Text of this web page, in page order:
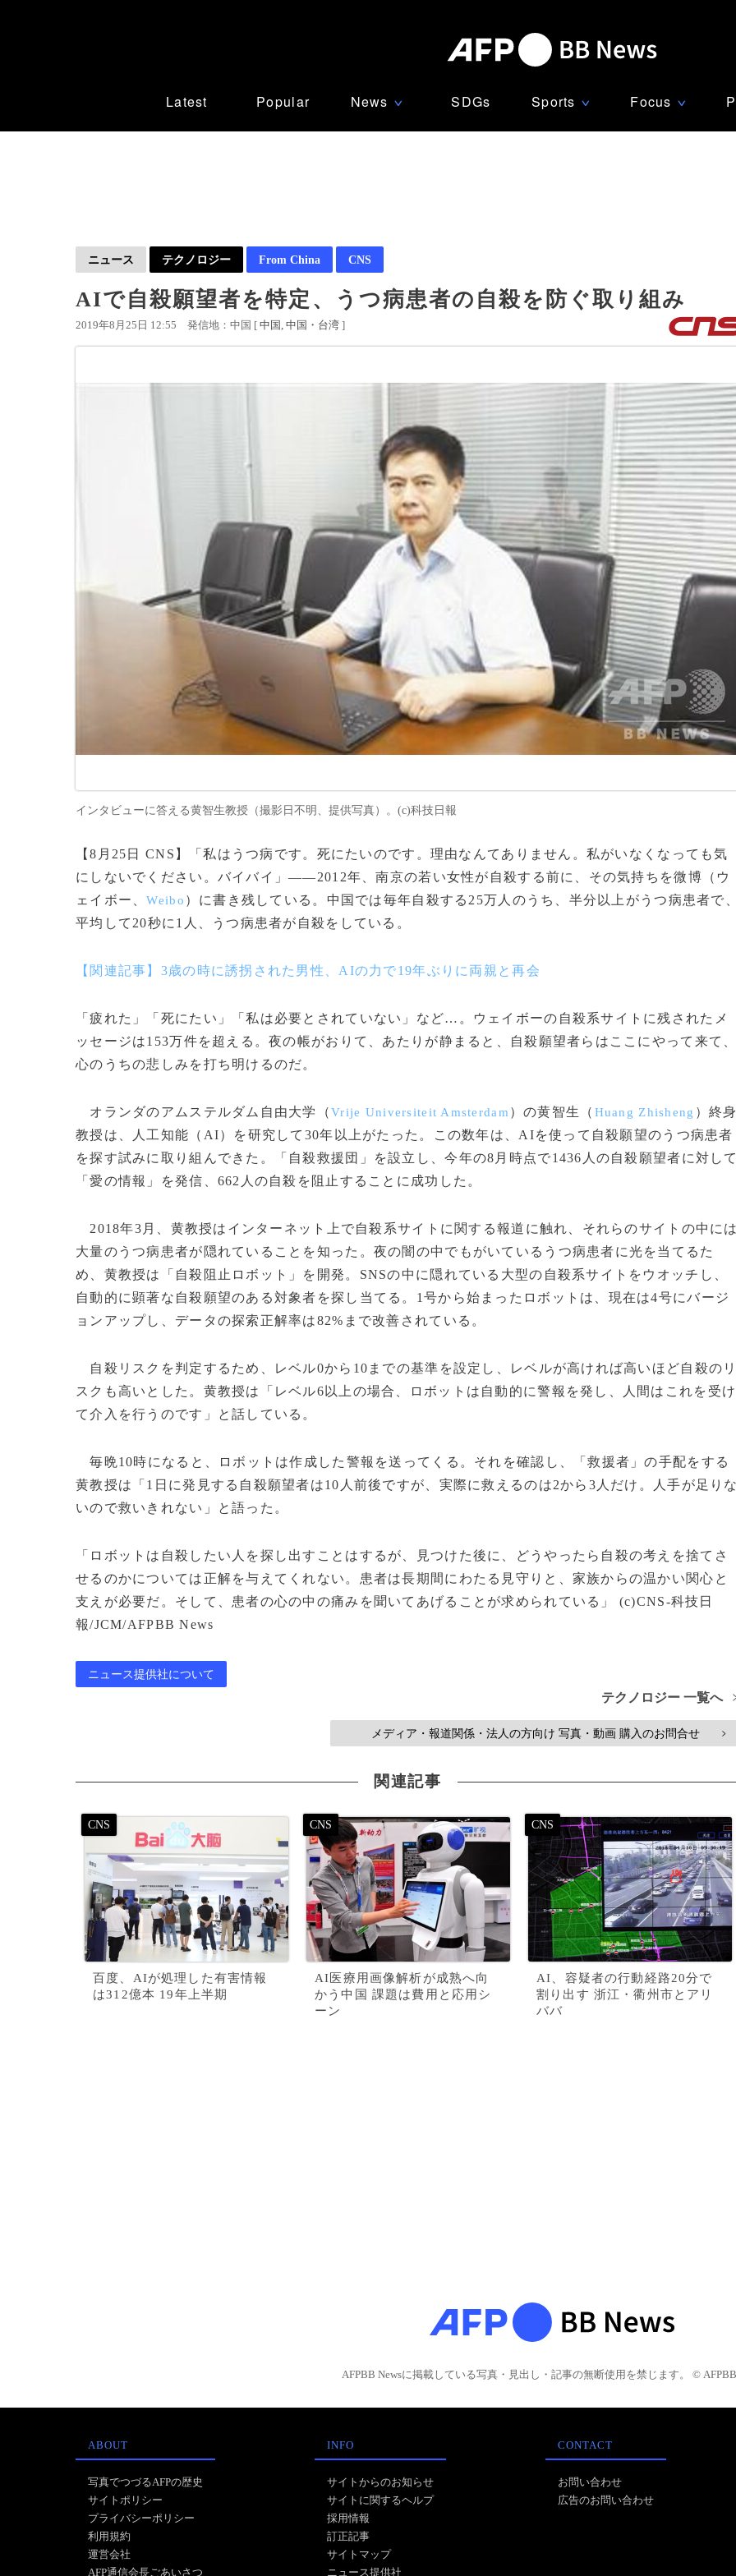
Latest Popular News ∨ SDGs Sports ∨ Focus ∨
ニュース テクノロジー From China CNS
AIで自殺願望者を特定、うつ病患者の自殺を防ぐ取り組み
2019年8月25日 12:55 発信地：中国 [ 中国 中国・台湾 ]
インタビューに答える黄智生教授（撮影日不明、提供写真）。(c)科技日報
【8月25日 CNS】「私はうつ病です。死にたいのです。理由なんてありません。私がいなくなっても気
にしないでください。バイバイ」――2012年、南京の若い女性が自殺する前に、その気持ちを微博（ウ
ェイボー、Weibo ）に書き残している。中国では毎年自殺する25万人のうち、半分以上がうつ病患者で
平均して20秒に1人、うつ病患者が自殺をしている。
【関連記事】3歳の時に誘拐された男性、AIの力で19年ぶりに両親と再会
「疲れた」「死にたい」「私は必要とされていない」など…。ウェイボーの自殺系サイトに残されたメ
ッセージは153万件を超える。夜の帳がおりて、あたりが静まると、自殺願望者らはここにやって来て
心のうちの悲しみを打ち明けるのだ。
オランダのアムステルダム自由大学（Vrije Universiteit Amsterdam ）の黄智生（ Huang Zhisheng ）終
教授は、人工知能（AI）を研究して30年以上がたった。この数年は、AIを使って自殺願望のうつ病患者
を探す試みに取り組んできた。「自殺救援団」を設立し、今年の8月時点で1436人の自殺願望者に対し
「愛の情報」を発信、662人の自殺を阻止することに成功した。
2018年3月、黄教授はインターネット上で自殺系サイトに関する報道に触れ、それらのサイトの中に
大量のうつ病患者が隠れていることを知った。夜の闇の中でもがいているうつ病患者に光を当てるた
め、黄教授は「自殺阻止ロボット」を開発。SNSの中に隠れている大型の自殺系サイトをウオッチし、
自動的に顕著な自殺願望のある対象者を探し当てる。1号から始まったロボットは、現在は4号にバージ
ョンアップし、データの探索正解率は82%まで改善されている。
自殺リスクを判定するため、レベル0から10までの基準を設定し、レベルが高ければ高いほど自殺の
スクも高いとした。黄教授は「レベル6以上の場合、ロボットは自動的に警報を発し、人間はこれを受け
て介入を行うのです」と話している。
毎晩10時になると、ロボットは作成した警報を送ってくる。それを確認し、「救援者」の手配をする
黄教授は「1日に発見する自殺願望者は10人前後ですが、実際に救えるのは2から3人だけ。人手が足り
いので救いきれない」と語った。
「ロボットは自殺したい人を探し出すことはするが、見つけた後に、どうやったら自殺の考えを捨てさ
せるのかについては正解を与えてくれない。患者は長期間にわたる見守りと、家族からの温かい関心と
支えが必要だ。そして、患者の心の中の痛みを聞いてあげることが求められている」 (c)CNS-科技日
報/JCM/AFPBB News
ニュース提供社について
テクノロジー 一覧へ
メディア・報道関係・法人の方向け 写真・動画 購入のお問合せ >
関連記事
百度、AIが処理した有害情報
は312億本 19年上半期
AI医療用画像解析が成熟へ向
かう中国 課題は費用と応用シ
ーン
AI、容疑者の行動経路20分で
割り出す 浙江・衢州市とアリ
ババ
AFPBB Newsに掲載している写真・見出し・記事の無断使用を禁じます。 © AFPBB
ABOUT
写真でつづるAFPの歴史
サイトポリシー
プライバシーポリシー
利用規約
運営会社
AFP通信会長ごあいさつ
INFO
サイトからのお知らせ
サイトに関するヘルプ
採用情報
訂正記事
サイトマップ
ニュース提供社
CONTACT
お問い合わせ
広告のお問い合わせ